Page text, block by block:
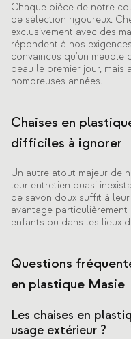
Chaque pièce de notre
de sélection rigoureux.
exclusivement avec des
répondent à nos
convaincus qu'un meuble
beau le premier jour,
nombreuses années.
Chaises en
difficiles à ignorer
Un autre atout majeur de
leur entretien quasi
de savon doux suffit à
avantage
enfants ou dans les lieux
Questions
en plastique Masie
Les chaises en
usage extérieur ?